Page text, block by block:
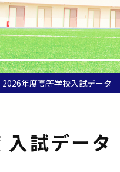
2026年度高等学校入試データ
試データ